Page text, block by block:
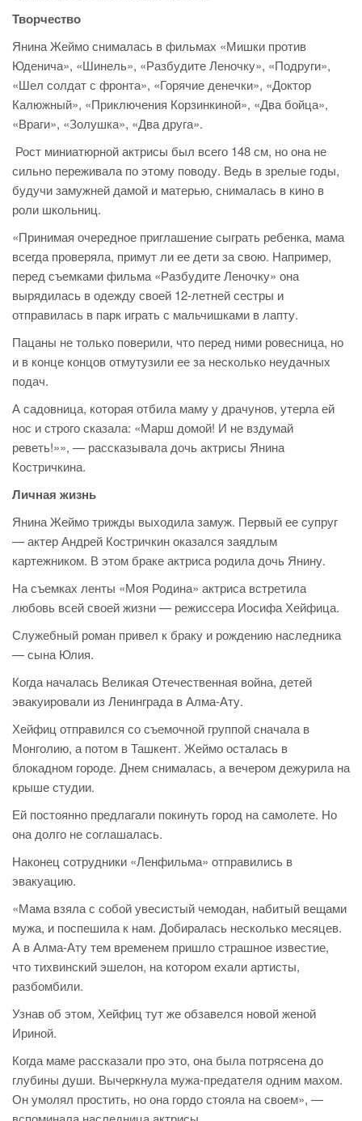
Творчество
Янина Жеймо снималась в фильмах «Мишки против
Юденича», «Шинель», «Разбудите Леночку», «Подруги»,
«Шел солдат с фронта», «Горячие денечки», «Доктор
Калюжный», «Приключения Корзинкиной», «Два бойца»,
«Враги», «Золушка», «Два друга».
Рост миниатюрной актрисы был всего 148 см, но она не
сильно переживала по этому поводу. Ведь в зрелые годы,
будучи замужней дамой и матерью, снималась в кино в
роли школьниц.
«Принимая очередное приглашение сыграть ребенка, мама
всегда проверяла, примут ли ее дети за свою. Например,
перед съемками фильма «Разбудите Леночку» она
вырядилась в одежду своей 12-летней сестры и
отправилась в парк играть с мальчишками в лапту.
Пацаны не только поверили, что перед ними ровесница, но
и в конце концов отмутузили ее за несколько неудачных
подач.
А садовница, которая отбила маму у драчунов, утерла ей
нос и строго сказала: «Марш домой! И не вздумай
реветь!»», — рассказывала дочь актрисы Янина
Костричкина.
Личная жизнь
Янина Жеймо трижды выходила замуж. Первый ее супруг
— актер Андрей Костричкин оказался заядлым
картежником. В этом браке актриса родила дочь Янину.
На съемках ленты «Моя Родина» актриса встретила
любовь всей своей жизни — режиссера Иосифа Хейфица.
Служебный роман привел к браку и рождению наследника
— сына Юлия.
Когда началась Великая Отечественная война, детей
эвакуировали из Ленинграда в Алма-Ату.
Хейфиц отправился со съемочной группой сначала в
Монголию, а потом в Ташкент. Жеймо осталась в
блокадном городе. Днем снималась, а вечером дежурила на
крыше студии.
Ей постоянно предлагали покинуть город на самолете. Но
она долго не соглашалась.
Наконец сотрудники «Ленфильма» отправились в
эвакуацию.
«Мама взяла с собой увесистый чемодан, набитый вещами
мужа, и поспешила к нам. Добиралась несколько месяцев.
А в Алма-Ату тем временем пришло страшное известие,
что тихвинский эшелон, на котором ехали артисты,
разбомбили.
Узнав об этом, Хейфиц тут же обзавелся новой женой
Ириной.
Когда маме рассказали про это, она была потрясена до
глубины души. Вычеркнула мужа-предателя одним махом.
Он умолял простить, но она гордо стояла на своем», —